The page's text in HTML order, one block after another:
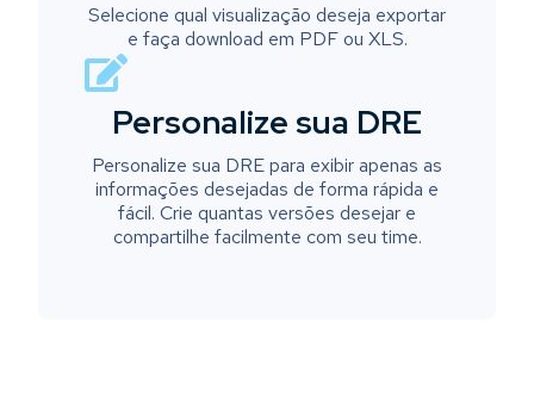
Personalize sua DRE
Personalize sua DRE para exibir apenas as
informações desejadas de forma rápida e
fácil. Crie quantas versões desejar e
compartilhe facilmente com seu time.
Selecione qual visualização deseja exportar
e faça download em PDF ou XLS.